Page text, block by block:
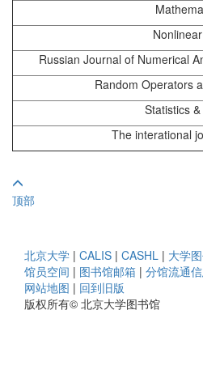
Russian Journal of Numerical
Random Operators
Statistics
The interational
顶部
北京大学 | CALIS | CASHL | 大学
馆员空间 | 图书馆邮箱 | 分馆流通
网站地图 | 回到旧版
版权所有© 北京大学图书馆